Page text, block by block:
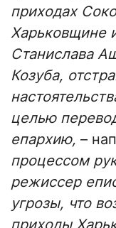
приходах
Харьковщине
Станислава
Козуба,
целью
епархию, –
процессом
режиссер
угрозы, что